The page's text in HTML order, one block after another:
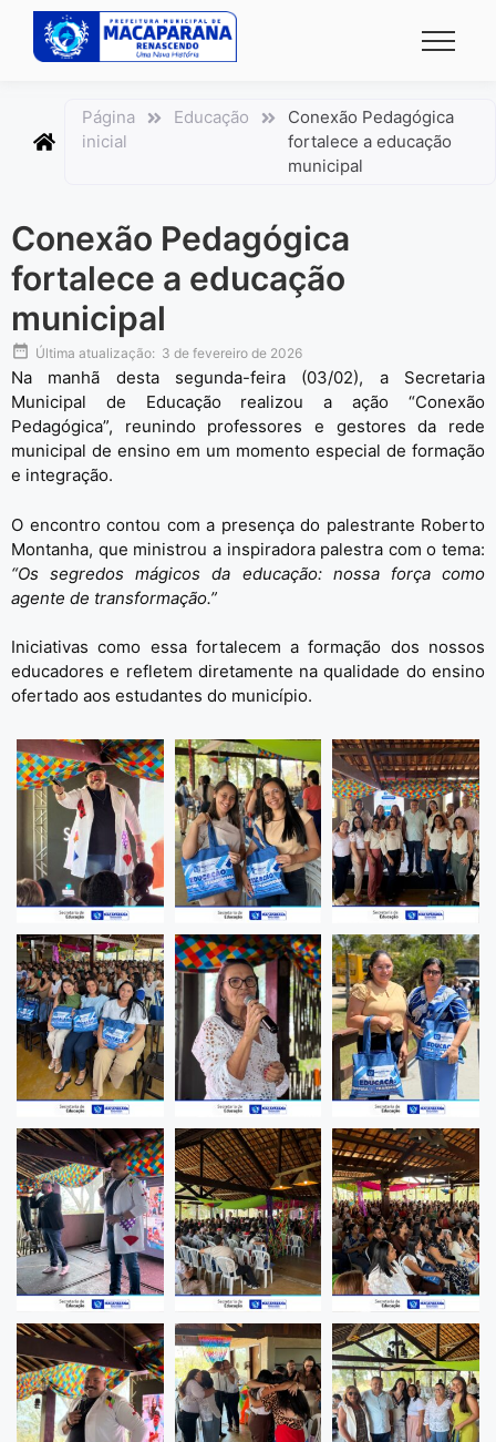
conteúdo
Página
inicial
Educação
Conexão Pedagógica
fortalece a educação
municipal
Conexão Pedagógica
fortalece a educação
municipal
Última atualização: 3 de fevereiro de 2026
Na manhã desta segunda-feira (03/02), a Secretaria
Municipal de Educação realizou a ação “Conexão
Pedagógica”, reunindo professores e gestores da rede
municipal de ensino em um momento especial de formação
e integração.
O encontro contou com a presença do palestrante Roberto
Montanha, que ministrou a inspiradora palestra com o tema:
“Os segredos mágicos da educação: nossa força como
agente de transformação.”
Iniciativas como essa fortalecem a formação dos nossos
educadores e refletem diretamente na qualidade do ensino
ofertado aos estudantes do município.